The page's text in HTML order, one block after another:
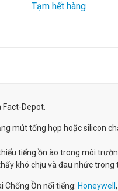
Tạm hết hàng
Fact-Depot.
mút tổng hợp hoặc silicon
tiếng ồn ào trong môi
khó chịu và đau nhức trong
Chống Ồn nổi tiếng: Honeywell ,